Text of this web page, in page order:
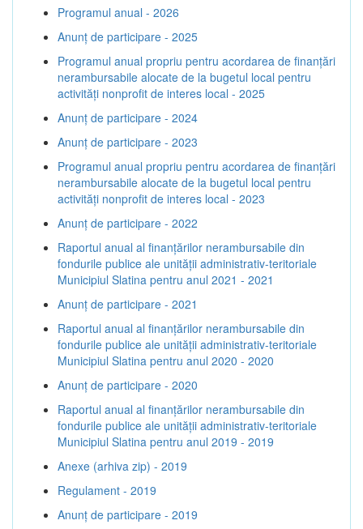
Programul anual - 2026
Anunț de participare - 2025
Programul anual propriu pentru acordarea de finanţări
nerambursabile alocate de la bugetul local pentru
activităţi nonprofit de interes local - 2025
Anunț de participare - 2024
Anunț de participare - 2023
Programul anual propriu pentru acordarea de finanţări
nerambursabile alocate de la bugetul local pentru
activităţi nonprofit de interes local - 2023
Anunț de participare - 2022
Raportul anual al finanțărilor nerambursabile din
fondurile publice ale unității administrativ-teritoriale
Municipiul Slatina pentru anul 2021 - 2021
Anunț de participare - 2021
Raportul anual al finanțărilor nerambursabile din
fondurile publice ale unității administrativ-teritoriale
Municipiul Slatina pentru anul 2020 - 2020
Anunț de participare - 2020
Raportul anual al finanțărilor nerambursabile din
fondurile publice ale unității administrativ-teritoriale
Municipiul Slatina pentru anul 2019 - 2019
Anexe (arhiva zip) - 2019
Regulament - 2019
Anunț de participare - 2019